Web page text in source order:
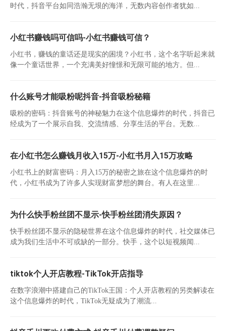
时代，抖音平台如同浩瀚无垠的海洋，无数内容创作者犹如...
小红书赚钱吗可信吗-小红书赚钱可信？
小红书，赚钱的童话还是现实的困境？小红书，这个名字听起来就
像一个童话世界，一个充满美好憧憬和无限可能的地方。但...
什么账号才能吸粉呢抖音-抖音吸粉秘籍
吸粉的密码：抖音账号的神秘魅力在这个信息爆炸的时代，抖音已
经成为了一个展示自我、交流情感、分享生活的平台。无数...
在小红书怎么赚钱月收入15万-小红书月入15万攻略
小红书上的财富密码：月入15万的秘密之旅在这个信息爆炸的时
代，小红书成为了许多人实现财富梦想的舞台。有人在这里...
为什么快手粉丝团不显示-快手粉丝团消失原因？
快手粉丝团不显示的隐秘世界在这个信息爆炸的时代，社交媒体已
成为我们生活中不可或缺的一部分。快手，这个以短视频闻...
tiktok个人开店教程-TikTok开店指导
在数字浪潮中搭建自己的TikTok王国：个人开店教程的另类解读在
这个信息爆炸的时代，TikTok无疑成为了潮流...